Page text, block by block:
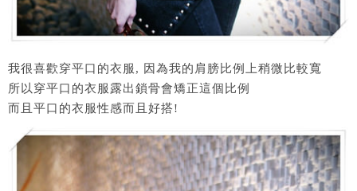
我很喜歡穿平口的衣服, 因為我的肩膀比例上稍微比較寬
所以穿平口的衣服露出鎖骨會矯正這個比例
而且平口的衣服性感而且好搭!